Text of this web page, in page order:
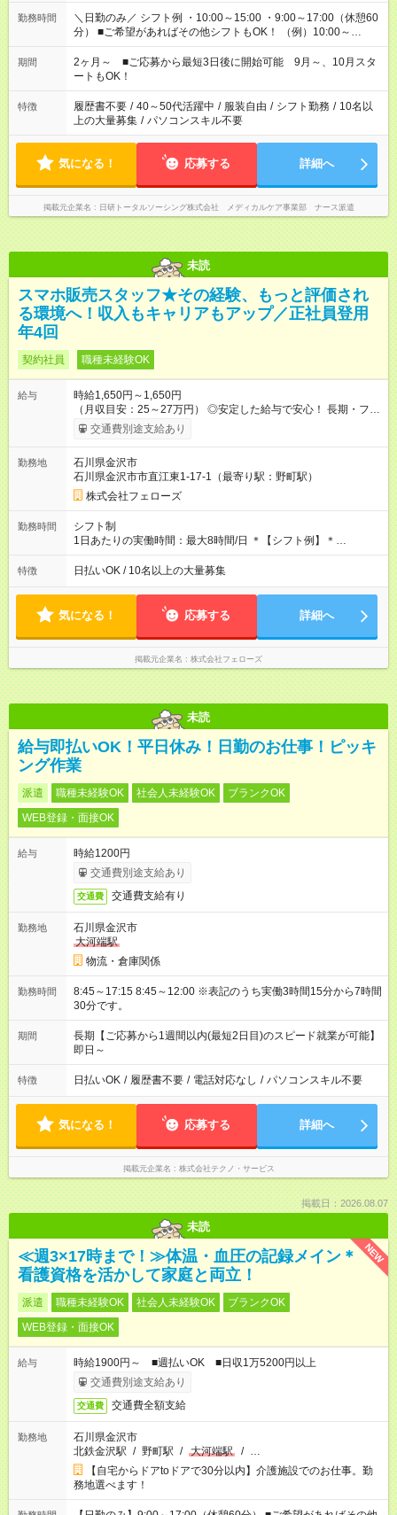
勤務時間
＼日勤のみ／ シフト例 ・10:00～15:00 ・9:00～17:00（休憩60
分） ■ご希望があればその他シフトもOK！ （例）10:00～
19:00 など 「家族とお休みを合わせたい」 「できれば残業は
したくない」 など、あなたのご希望に沿ったお仕事をご紹介し
ます！ ※Wワーク希望の方へ 今ご覧のお仕事で希望する勤務時
間と、もう1つのお仕事の勤務時間。 合計で週40時間を超える
場合は応募できません
期間
2ヶ月～ ■ご応募から最短3日後に開始可能 9月～、10月スタ
ートもOK！
特徴 履歴書不要 / 40～50代活躍中 / 服装自由 / シフト勤務 / 10名以
上の大量募集 / パソコンスキル不要
気になる！ 応募する 詳細へ
掲載元企業名 日研トータルソーシング株式会社 メディカルケア事業部 ナース派遣
未読
スマホ販売スタッフ★その経験、もっと評価され
る環境へ！収入もキャリアもアップ／正社員登用
年4回
契約社員 職種未経験OK
給与
時給1,650円～1,650円
（月収目安：25～27万円） ◎安定した給与で安心！ 長期・フル
タイムで勤務いただける方にお越しいただきたいと思っていま
す。シフトが削られることはないので、安定した給与が入りま
たいという人もいると思います。このあたりは柔軟に対応する
ので、お気軽にご相談ください！ ※2ヶ月の試用期間がありま
す。その間の給与・待遇に変更はありません。 【試用期間】試
用期間あり 試用期間の長さ：2ヶ月 雇用形態、給与は本採用時
と同じです。
交通費別途支給あり
勤務地
石川県金沢市
石川県金沢市市直江東1-17-1（最寄り駅：野町駅）
株式会社フェローズ
勤務時間
シフト制
1日あたりの実働時間：最大8時間/日 ＊【シフト例】＊
(1) 10:00～19:00 (2) 11:00～20:00 (3) 12:00～21:00 など ◎
いずれも実働8時間・休憩1時間です。中抜けシフトなどはあり
たい」などあれば相談に応じますのでおっしゃってください！
特徴 日払いOK / 10名以上の大量募集
気になる！ 応募する 詳細へ
掲載元企業名 株式会社フェローズ
未読
給与即払いOK！平日休み！日勤のお仕事！ピッキ
ング作業
派遣 職種未経験OK 社会人未経験OK
ブランクOK
WEB登録・面接OK
給与
時給1200円
交通費別途支給あり
交通費 交通費支給有り
勤務地
石川県金沢市
大河端駅
物流・倉庫関係
勤務時間
8:45～17:15 8:45～12:00 ※表記のうち実働3時間15分から7時間
30分です。
期間
長期【ご応募から1週間以内(最短2日目)のスピード就業が可能】
即日～
特徴 日払いOK / 履歴書不要 / 電話対応なし / パソコンスキル不要
気になる！ 応募する 詳細へ
掲載元企業名 株式会社テクノ・サービス
掲載日：2026.08.07
未読
NEW
≪週3×17時まで！≫体温・血圧の記録メイン＊
看護資格を活かして家庭と両立！
派遣 職種未経験OK 社会人未経験OK
ブランクOK
WEB登録・面接OK
給与
時給1900円～ ■週払いOK ■日収1万5200円以上
交通費別途支給あり
交通費 交通費全額支給
勤務地
石川県金沢市
北鉄金沢駅 / 野町駅 / 大河端駅 / …
【自宅からドアtoドアで30分以内】介護施設でのお仕事。勤
務地選べます！